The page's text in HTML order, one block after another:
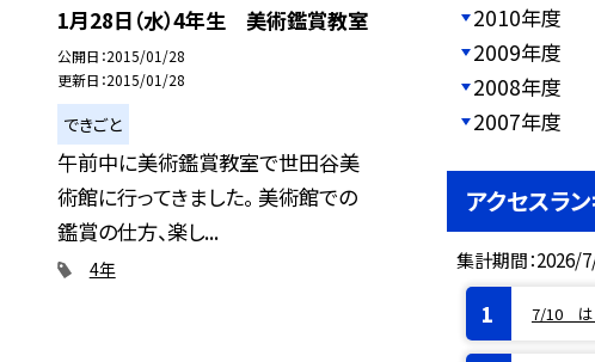
1月28日（水）4年生 美術鑑賞教室
公開日 2015/01/28
更新日 2015/01/28
できごと
午前中に美術鑑賞教室で世田谷美
術館に行ってきました。 美術館での
鑑賞の仕方、楽し...
4年
2010年度
2009年度
2008年度
2007年度
アクセスラ
集計期間：2026/
7/10 は